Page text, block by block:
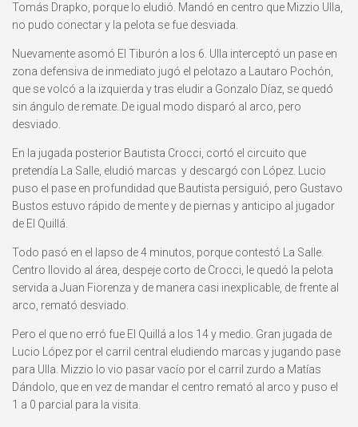
Tomás Drapko, porque lo eludió. Mandó en centro que Mizzio Ulla,
no pudo conectar y la pelota se fue desviada.
Nuevamente asomó El Tiburón a los 6. Ulla interceptó un pase en
zona defensiva de inmediato jugó el pelotazo a Lautaro Pochón,
que se volcó a la izquierda y tras eludir a Gonzalo Díaz, se quedó
sin ángulo de remate. De igual modo disparó al arco, pero
desviado.
En la jugada posterior Bautista Crocci, cortó el circuito que
pretendía La Salle, eludió marcas y descargó con López. Lucio
puso el pase en profundidad que Bautista persiguió, pero Gustavo
Bustos estuvo rápido de mente y de piernas y anticipo al jugador
de El Quillá.
Todo pasó en el lapso de 4 minutos, porque contestó La Salle.
Centro llovido al área, despeje corto de Crocci, le quedó la pelota
servida a Juan Fiorenza y de manera casi inexplicable, de frente al
arco, remató desviado.
Pero el que no erró fue El Quillá a los 14 y medio. Gran jugada de
Lucio López por el carril central eludiendo marcas y jugando pase
para Ulla. Mizzio lo vio pasar vacío por el carril zurdo a Matías
Dándolo, que en vez de mandar el centro remató al arco y puso el
1 a 0 parcial para la visita.